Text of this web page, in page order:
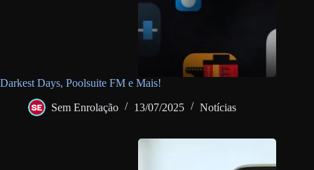
Darkest Days, Poolsuite FM e Mais!
Sem Enrolação 13/07/2025 Notícias